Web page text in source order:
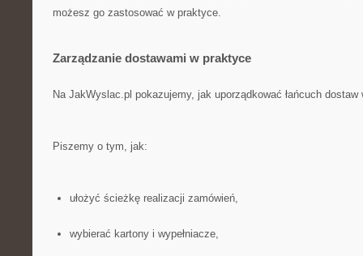
możesz go zastosować w praktyce.
Zarządzanie dostawami w praktyce
Na JakWyslac.pl pokazujemy, jak uporządkować łańcuch
Piszemy o tym, jak:
ułożyć ścieżkę realizacji zamówień,
wybierać kartony i wypełniacze,